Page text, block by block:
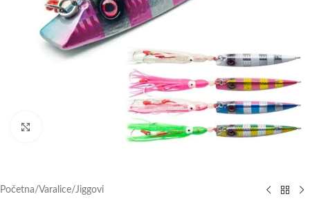
Početna/Varalice/Jiggovi